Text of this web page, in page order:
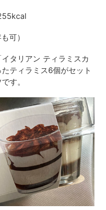
可）
タリアン ティラミスカ
ティラミス6個がセット
す。